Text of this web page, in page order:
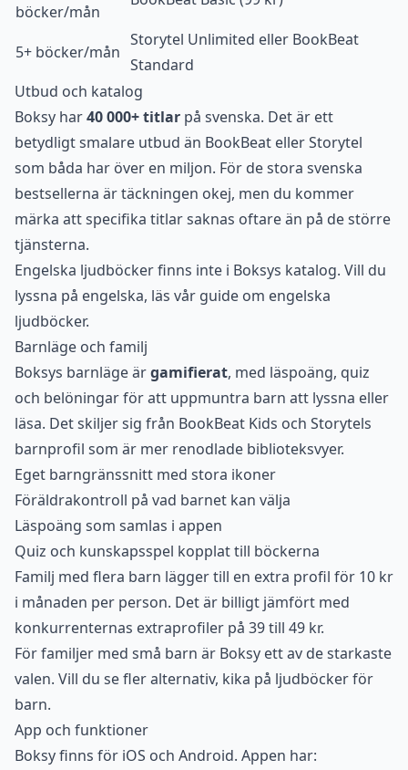
böcker/mån
5+ böcker/mån
Storytel Unlimited eller BookBeat
Standard
Utbud och katalog
Boksy har40 000+ titlar på svenska. Det är ett
betydligt smalare utbud än BookBeat ellerStorytel
som båda har över en miljon. För de stora svenska
bestsellerna är täckningen okej, men du kommer
märka att specifika titlar saknas oftare än på de större
tjänsterna.
Engelska ljudböcker finns inte i Boksys katalog. Vill du
lyssna på engelska, läs vår guide om engelska
ljudböcker.
Barnläge och familj
Boksys barnläge ärgamifierat, med läspoäng, quiz
och belöningar för att uppmuntra barn att lyssna eller
läsa. Det skiljer sig från BookBeat Kids och Storytels
barnprofil som är mer renodlade biblioteksvyer.
Eget barngränssnitt med stora ikoner
Föräldrakontroll på vad barnet kan välja
Läspoäng som samlas i appen
Quiz och kunskapsspel kopplat till böckerna
Familj med flera barn lägger till en extra profil för 10 kr
i månaden per person. Det är billigt jämfört med
konkurrenternas extraprofiler på 39 till 49 kr.
För familjer med små barn är Boksy ett av de starkaste
valen. Vill du se fler alternativ, kika på ljudböcker för
barn.
App och funktioner
Boksy finns för iOS och Android. Appen har: